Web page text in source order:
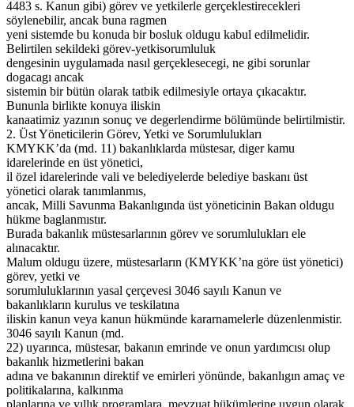
4483 s. Kanun gibi) görev ve yetkilerle gerçeklestirecekleri
söylenebilir, ancak buna ragmen
yeni sistemde bu konuda bir bosluk oldugu kabul edilmelidir.
Belirtilen sekildeki görev-yetkisorumluluk
dengesinin uygulamada nasıl gerçeklesecegi, ne gibi sorunlar
dogacagı ancak
sistemin bir bütün olarak tatbik edilmesiyle ortaya çıkacaktır.
Bununla birlikte konuya iliskin
kanaatimiz yazının sonuç ve degerlendirme bölümünde belirtilmistir.
2. Üst Yöneticilerin Görev, Yetki ve Sorumlulukları
KMYKK’da (md. 11) bakanlıklarda müstesar, diger kamu
idarelerinde en üst yönetici,
il özel idarelerinde vali ve belediyelerde belediye baskanı üst
yönetici olarak tanımlanmıs,
ancak, Milli Savunma Bakanlıgında üst yöneticinin Bakan oldugu
hükme baglanmıstır.
Burada bakanlık müstesarlarının görev ve sorumlulukları ele
alınacaktır.
Malum oldugu üzere, müstesarların (KMYKK’na göre üst yönetici)
görev, yetki ve
sorumluluklarının yasal çerçevesi 3046 sayılı Kanun ve
bakanlıkların kurulus ve teskilatına
iliskin kanun veya kanun hükmünde kararnamelerle düzenlenmistir.
3046 sayılı Kanun (md.
22) uyarınca, müstesar, bakanın emrinde ve onun yardımcısı olup
bakanlık hizmetlerini bakan
adına ve bakanının direktif ve emirleri yönünde, bakanlıgın amaç ve
politikalarına, kalkınma
planlarına ve yıllık programlara, mevzuat hükümlerine uygun olarak